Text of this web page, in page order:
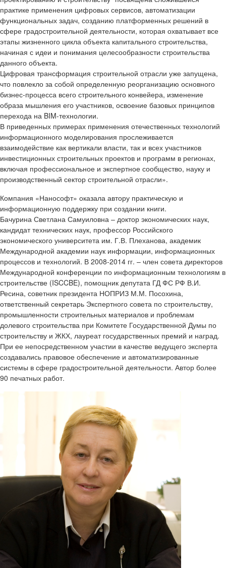
практике применения цифровых сервисов, автоматизации
функциональных задач, созданию платформенных решений в
сфере градостроительной деятельности, которая охватывает все
этапы жизненного цикла объекта капитального строительства,
начиная с идеи и понимания целесообразности строительства
данного объекта.
Цифровая трансформация строительной отрасли уже запущена,
что повлекло за собой определенную реорганизацию основного
бизнес-процесса всего строительного конвейера, изменение
образа мышления его участников, освоение базовых принципов
перехода на BIM-технологии.
В приведенных примерах применения отечественных технологий
информационного моделирования прослеживается
взаимодействие как вертикали власти, так и всех участников
инвестиционных строительных проектов и программ в регионах,
включая профессиональное и экспертное сообщество, науку и
производственный сектор строительной отрасли».
Компания «Нанософт» оказала автору практическую и
информационную поддержку при создании книги.
Бачурина Светлана Самуиловна – доктор экономических наук,
кандидат технических наук, профессор Российского
экономического университета им. Г.В. Плеханова, академик
Международной академии наук информации, информационных
процессов и технологий. В 2008-2014 гг. – член совета директоров
Международной конференции по информационным технологиям в
строительстве (ISCCBE), помощник депутата ГД ФС РФ В.И.
Ресина, советник президента НОПРИЗ М.М. Посохина,
ответственный секретарь Экспертного совета по строительству,
промышленности строительных материалов и проблемам
долевого строительства при Комитете Государственной Думы по
строительству и ЖКХ, лауреат государственных премий и наград.
При ее непосредственном участии в качестве ведущего эксперта
создавались правовое обеспечение и автоматизированные
системы в сфере градостроительной деятельности. Автор более
90 печатных работ.